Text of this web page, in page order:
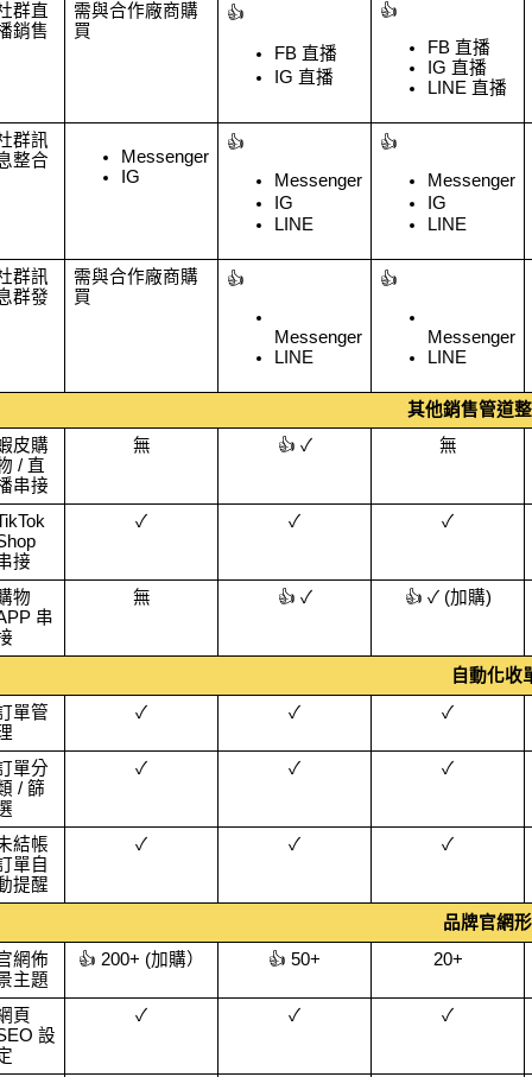
群直
銷售
需與合作廠商購
買
👍
FB 直播
IG 直播
👍
FB 直播
IG 直播
LINE 直播
群訊
整合
Messenger
IG
👍
Messenger
IG
LINE
👍
Messenger
IG
LINE
群訊
群發
需與合作廠商購
買
👍
Messenger
LINE
👍
Messenger
LINE
其他銷售管道
皮購
/ 直
串接
無 👍 ✓ 無
接
✓ ✓ ✓
物
串
無 👍 ✓ 👍 ✓ (加購)
自動化收
單管
✓ ✓ ✓
單分
/ 篩
✓ ✓ ✓
結帳
單自
提醒
✓ ✓ ✓
品牌官網
網佈
主題
👍 200+ (加購） 👍 50+ 20+
頁
設
✓ ✓ ✓